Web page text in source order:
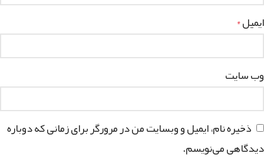
ایمیل*
وب‌ سایت
ذخیره نام، ایمیل و وبسایت من در مرورگر برای زمانی که دوباره
دیدگاهی می‌نویسم.